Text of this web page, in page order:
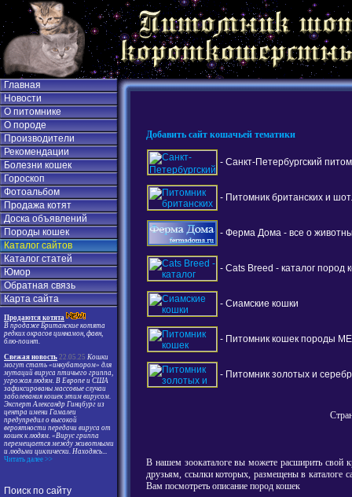
Главная
Новости
О питомнике
О породе
Производители
Рекомендации
Болезни кошек
Гороскоп
Фотоальбом
Продажа котят
Доска объявлений
Породы кошек
Каталог сайтов
Каталог статей
Юмор
Обратная связь
Карта сайта
Продаются котята
В продаже Британские котята
редких окрасов циннамон, фавн,
блю-поинт.
Свежая новость 22.05.25 Кошки
могут стать «инкубатором» для
мутаций вируса птичьего гриппа,
угрожая людям. В Европе и США
зафиксированы массовые случаи
заболевания кошек этим вирусом.
Эксперт Александр Гинцбург из
центра имени Гамалеи
предупредил о высокой
вероятности передачи вируса от
кошек к людям. «Вирус гриппа
перемещается между животными
и людьми циклически. Находясь...
Читать далее >>
Поиск по сайту
Добавить сайт кошачьей тематики
- Санкт-Петербургский
- Питомник британских и
- Ферма Дома - все о
- Cats Breed - каталог пород
- Сиамские кошки
- Питомник кошек породы
- Питомник золотых и
В нашем зоокаталоге вы можете расширить свой
друзьям, ссылки которых, размещены в каталоге
Вам посмотреть описание пород кошек